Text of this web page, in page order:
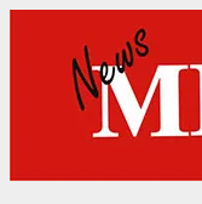
content